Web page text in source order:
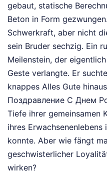
gebaut, statische
Beton in Form
Schwerkraft, aber nicht
sein Bruder sechzig. Ein
Meilenstein, der
Geste verlangte. Er
knappes Alles Gute
Поздравление С Днем
Tiefe ihrer gemeinsamen
ihres
konnte. Aber wie fängt
geschwisterlicher
wirken?